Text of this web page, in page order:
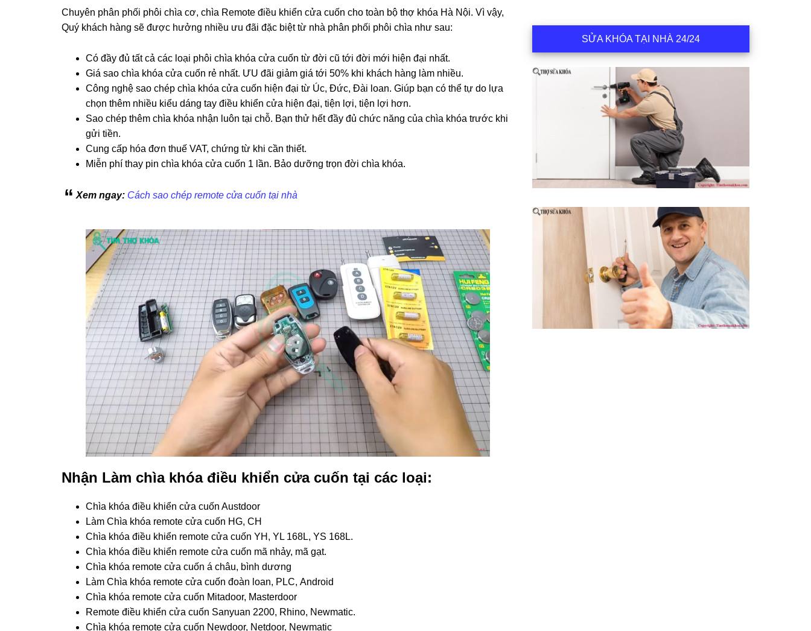
Chuyên phân phối phôi chìa cơ, chìa Remote điều khiển cửa cuốn cho toàn bộ thợ khóa Hà Nội. Vì vậy,
Quý khách hàng sẽ được hưởng nhiều ưu đãi đặc biệt từ nhà phân phối phôi chìa như sau:
Có đầy đủ tất cả các loại phôi chìa khóa cửa cuốn từ đời cũ tới đời mới hiện đại nhất.
Giá sao chìa khóa cửa cuốn rẻ nhất. ƯU đãi giảm giá tới 50% khi khách hàng làm nhiều.
Công nghệ sao chép chìa khóa cửa cuốn hiện đại từ Úc, Đức, Đài loan. Giúp bạn có thể tự do lựa
chọn thêm nhiều kiểu dáng tay điều khiển cửa hiện đại, tiện lợi, tiện lợi hơn.
Sao chép thêm chìa khóa nhận luôn tại chỗ. Bạn thử hết đầy đủ chức năng của chìa khóa trước khi
gửi tiền.
Cung cấp hóa đơn thuế VAT, chứng từ khi cần thiết.
Miễn phí thay pin chìa khóa cửa cuốn 1 lần. Bảo dưỡng trọn đời chìa khóa.
Xem ngay: Cách sao chép remote cửa cuốn tại nhà
Nhận Làm chìa khóa điều khiển cửa cuốn tại các loại:
Chìa khóa điều khiển cửa cuốn Austdoor
Làm Chìa khóa remote cửa cuốn HG, CH
Chìa khóa điều khiển remote cửa cuốn YH, YL 168L, YS 168L.
Chìa khóa điều khiển remote cửa cuốn mã nhảy, mã gạt.
Chìa khóa remote cửa cuốn á châu, bình dương
Làm Chìa khóa remote cửa cuốn đoàn loan, PLC, Android
Chìa khóa remote cửa cuốn Mitadoor, Masterdoor
Remote điều khiển cửa cuốn Sanyuan 2200, Rhino, Newmatic.
Chìa khóa remote cửa cuốn Newdoor, Netdoor, Newmatic
SỬA KHÓA TẠI NHÀ 24/24